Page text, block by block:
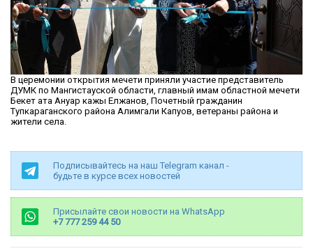
В церемонии открытия мечети приняли участие представитель
ДУМК по Мангистауской области, главный имам областной мечети
Бекет ата Ануар кажы Елжанов, Почетный гражданин
Тупкараганского района Алимгали Капуов, ветераны района и
жители села.
Подписывайтесь на наш Telegram канал -
будьте в курсе всех новостей
Присылайте свои новости на WhatsApp
+7 777 259 44 50